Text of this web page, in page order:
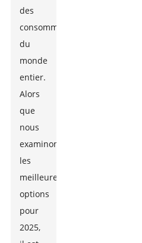
des
consommateurs
du
monde
entier.
Alors
que
nous
examinons
les
meilleures
options
pour
2025,